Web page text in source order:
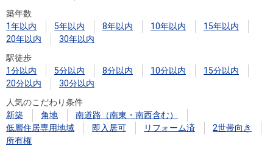
築年数
1年以内
5年以内 8年以内 10年以内
15年以内
20年以内
30年以内
駅徒歩
1分以内
5分以内 8分以内 10分以内
15分以内
20分以内
30分以内
人気のこだわり条件
新築
角地
南道路（南東・南西含む）
低層住居専用地域
即入居可 リフォーム済
2世帯向き
所有権